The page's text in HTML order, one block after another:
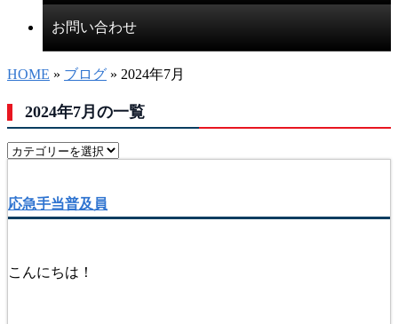
お問い合わせ
HOME » ブログ » 2024年7月
2024年7月の一覧
応急手当普及員
こんにちは！